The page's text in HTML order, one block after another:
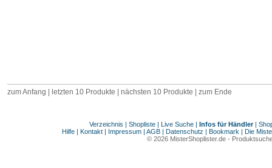
zum Anfang | letzten 10 Produkte | nächsten 10 Produkte | zum Ende
Verzeichnis | Shopliste| Live Suche| Infos für Händler|
Hilfe | Kontakt | Impressum | AGB | Datenschutz | Bookmark | Die
© 2026 MisterShoplister.de-